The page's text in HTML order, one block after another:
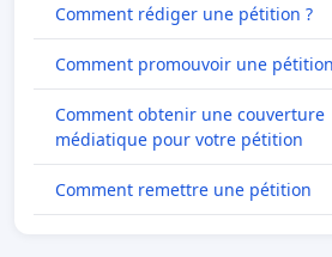
Comment rédiger une pétition ?
Comment promouvoir une
Comment obtenir une couverture
médiatique pour votre pétition
Comment remettre une pétition